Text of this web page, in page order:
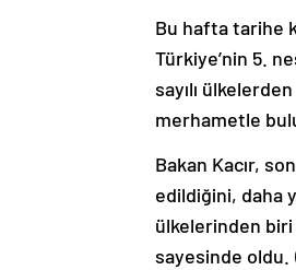
Bu hafta tarihe
Türkiye’nin 5.
sayılı
merhametle
Bakan Kacır,
edildiğini, daha
ülkelerinden biri
sayesinde oldu.